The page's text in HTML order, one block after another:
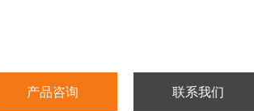
产品咨询 联系我们